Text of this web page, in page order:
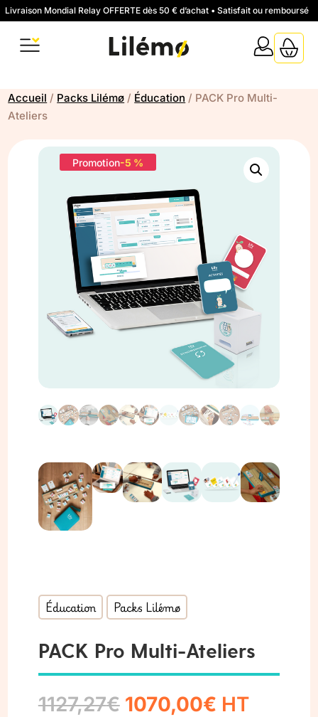
Livraison Mondial Relay OFFERTE dès 50 € d’achat • Satisfait ou remboursé
Accueil / Packs Lilémø / Éducation / PACK Pro Multi-
Ateliers
Promotion-5 %
Éducation Packs Lilémø
PACK Pro Multi-Ateliers
1127,27€ Le
1070,00€Le
HT